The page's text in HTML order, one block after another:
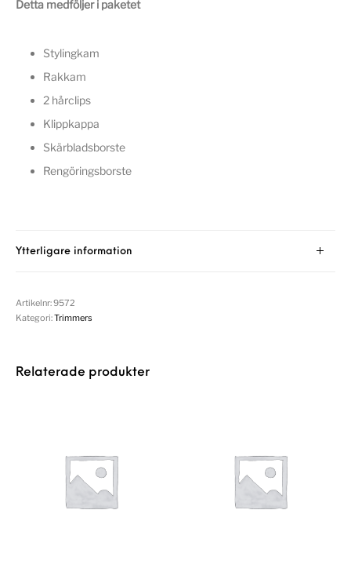
Detta medföljer i paketet
Stylingkam
Rakkam
2 hårclips
Klippkappa
Skärbladsborste
Rengöringsborste
Ytterligare information
Artikelnr:9572
Kategori:Trimmers
Relaterade produkter